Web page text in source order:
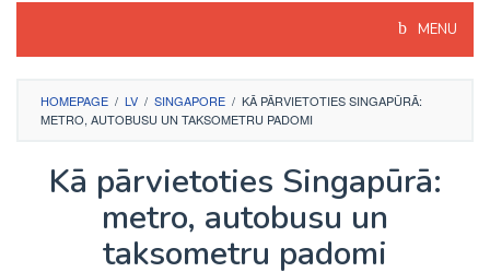
MENU
HOMEPAGE / LV / SINGAPORE / KĀ PĀRVIETOTIES SINGAPŪRĀ:
METRO, AUTOBUSU UN TAKSOMETRU PADOMI
Kā pārvietoties Singapūrā:
metro, autobusu un
taksometru padomi